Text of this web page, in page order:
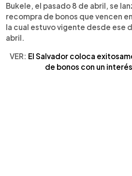
Bukele, el pasado 8 de abril, se
recompra de bonos que vencen
la cual estuvo vigente desde ese
abril.
VER: El Salvador coloca
de bonos con un